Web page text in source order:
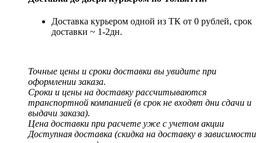
Доставка курьером одной из ТК от 0 рублей, срок
доставки ~ 1-2дн.
Точные цены и сроки доставки вы увидите при
оформлении заказа.
Сроки и цены на доставку рассчитываются
транспортной компанией (в срок не входят дни сдачи и
выдачи заказа).
Цена доставки при расчете уже с учетом акции
Доступная доставка (скидка на доставку в зависимости